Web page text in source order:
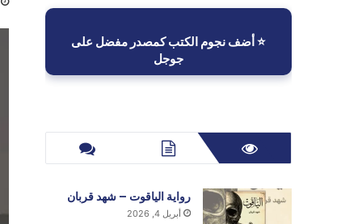
⭐ أضف نجوم الكتب كمصدر مفضل على
جوجل
رواية الياقوت – شهد قربان
أبريل 4, 2026